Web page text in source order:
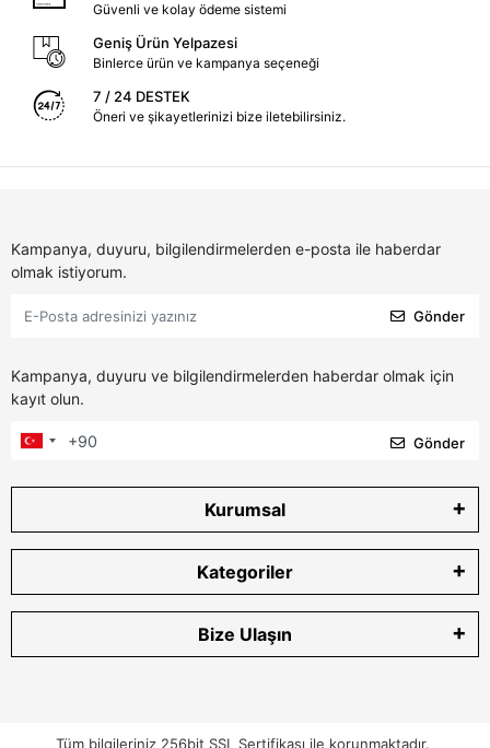
Güvenli ve kolay ödeme sistemi
Geniş Ürün Yelpazesi
Binlerce ürün ve kampanya seçeneği
7 / 24 DESTEK
Öneri ve şikayetlerinizi bize iletebilirsiniz.
Kampanya, duyuru, bilgilendirmelerden e-posta ile haberdar
olmak istiyorum.
Gönder
Kampanya, duyuru ve bilgilendirmelerden haberdar olmak için
kayıt olun.
Gönder
Kurumsal
Kategoriler
Bize Ulaşın
Tüm bilgileriniz 256bit SSL Sertifikası ile korunmaktadır.